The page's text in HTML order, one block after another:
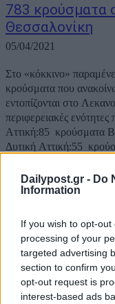
Dailypost.gr - Do
Information
If you wish to opt-
processing of your
targeted advertising
section to confirm
opt-out request is
interest-based ads
783 κρούσματα
Θεσσαλονίκη
05/04/2021
Στο «κόκκινο»
κρούσματα που
εντοπίζονται στο Λεκανοπέδιο. Αναλυτικότερα τα
περιφερειακές ενότητες που
Αττική:85 κρούσματα Βόρειος Τομέας Αθηνών:95 κρούσματα
Δυτική Αττική:55 κρούσματα Δυτικός Τομέας